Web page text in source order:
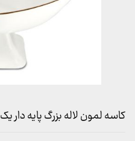
کاسه لمون لاله بزرگ پایه دار یک